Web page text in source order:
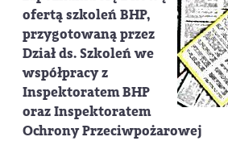
ofertą szkoleń BHP,
przygotowaną przez
Dział ds. Szkoleń we
współpracy z
Inspektoratem BHP
oraz Inspektoratem
Ochrony Przeciwpożarowej